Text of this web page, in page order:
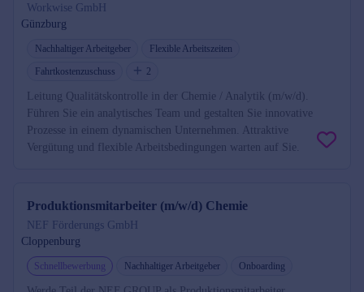
Workwise GmbH
Günzburg
Nachhaltiger Arbeitgeber
Flexible Arbeitszeiten
Fahrtkostenzuschuss
2
Leitung Qualitätskontrolle in der Chemie / Analytik (m/w/d).
Führen Sie ein analytisches Team und gestalten Sie innovative
Prozesse in einem dynamischen Unternehmen. Attraktive
Vergütung und flexible Arbeitsbedingungen warten auf Sie.
Produktionsmitarbeiter (m/w/d) Chemie
NEF Förderungs GmbH
Cloppenburg
Schnellbewerbung Nachhaltiger Arbeitgeber Onboarding